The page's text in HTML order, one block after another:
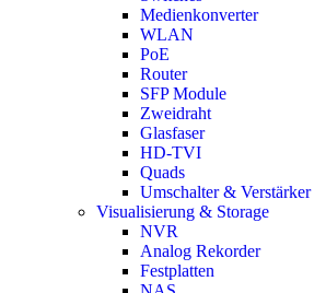
Medienkonverter
WLAN
PoE
Router
SFP Module
Zweidraht
Glasfaser
HD-TVI
Quads
Umschalter & Verstärker
Visualisierung & Storage
NVR
Analog Rekorder
Festplatten